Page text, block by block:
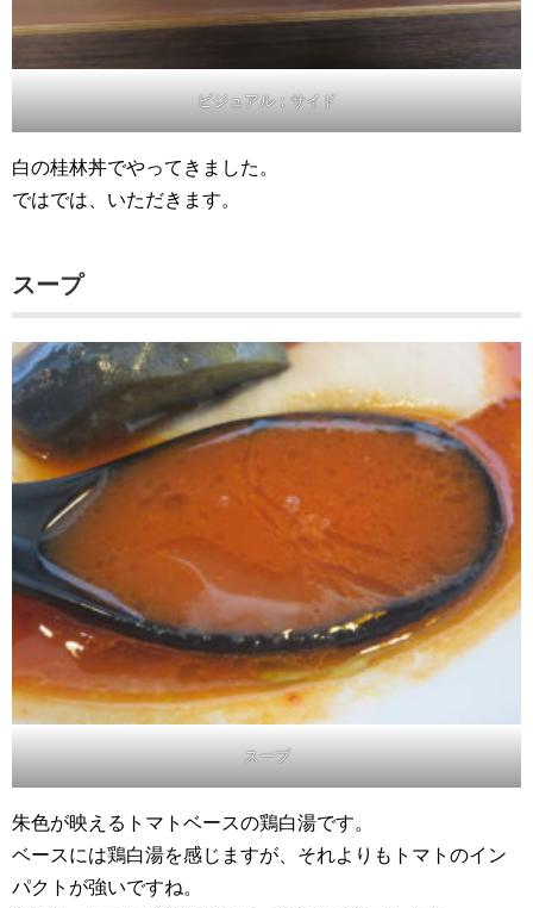
ビジュアル：サイド
白の桂林丼でやってきました。
ではでは、いただきます。
スープ
スープ
朱色が映えるトマトベースの鶏白湯です。
ベースには鶏白湯を感じますが、それよりもトマトのイン
パクトが強いですね。